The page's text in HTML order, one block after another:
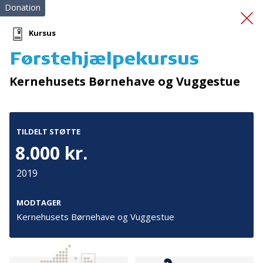
En snak for livet
Donation
Kursus
Førstehjælpekursus
Kernehusets Børnehave og Vuggestue
TILDELT STØTTE
8.000 kr.
2019
MODTAGER
Kernehusets Børnehave og Vuggestue
Tilmeld nyhedsbrev
De seneste nyheder om TrygFondens og TryghedsGruppens
aktiviteter direkte i din indbakke.
Tilmeld